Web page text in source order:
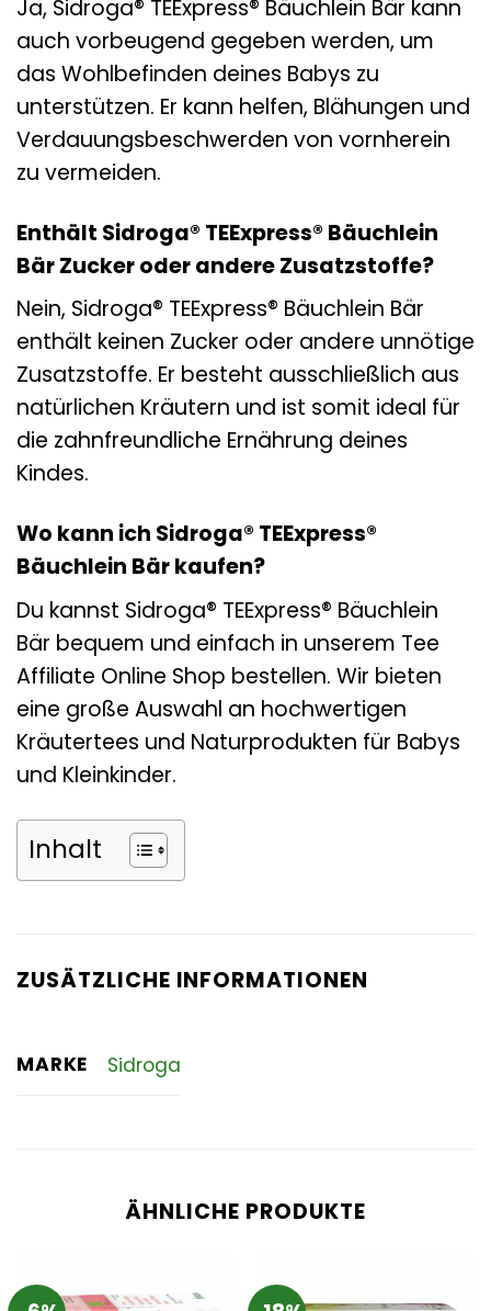
Ja, Sidroga® TEExpress® Bäuchlein Bär kann
auch vorbeugend gegeben werden, um
das Wohlbefinden deines Babys zu
unterstützen. Er kann helfen, Blähungen und
Verdauungsbeschwerden von vornherein
zu vermeiden.
Enthält Sidroga® TEExpress® Bäuchlein
Bär Zucker oder andere Zusatzstoffe?
Nein, Sidroga® TEExpress® Bäuchlein Bär
enthält keinen Zucker oder andere unnötige
Zusatzstoffe. Er besteht ausschließlich aus
natürlichen Kräutern und ist somit ideal für
die zahnfreundliche Ernährung deines
Kindes.
Wo kann ich Sidroga® TEExpress®
Bäuchlein Bär kaufen?
Du kannst Sidroga® TEExpress® Bäuchlein
Bär bequem und einfach in unserem Tee
Affiliate Online Shop bestellen. Wir bieten
eine große Auswahl an hochwertigen
Kräutertees und Naturprodukten für Babys
und Kleinkinder.
Inhalt
ZUSÄTZLICHE INFORMATIONEN
MARKE Sidroga
ÄHNLICHE PRODUKTE